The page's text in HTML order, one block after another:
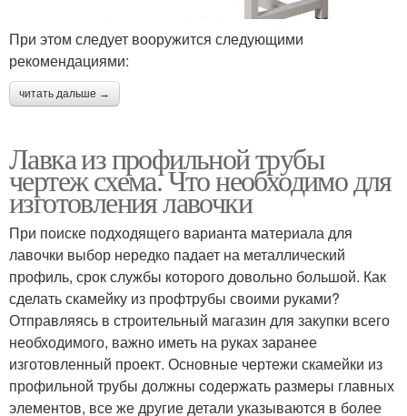
При этом следует вооружится следующими
рекомендациями:
читать дальше →
Лавка из профильной трубы
чертеж схема. Что необходимо для
изготовления лавочки
При поиске подходящего варианта материала для
лавочки выбор нередко падает на металлический
профиль, срок службы которого довольно большой. Как
сделать скамейку из профтрубы своими руками?
Отправляясь в строительный магазин для закупки всего
необходимого, важно иметь на руках заранее
изготовленный проект. Основные чертежи скамейки из
профильной трубы должны содержать размеры главных
элементов, все же другие детали указываются в более